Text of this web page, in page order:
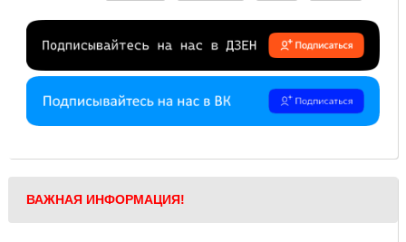
ВАЖНАЯ ИНФОРМАЦИЯ!